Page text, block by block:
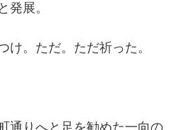
発展。
け。ただ。ただ祈った。
通りへと足を勧めた一向の